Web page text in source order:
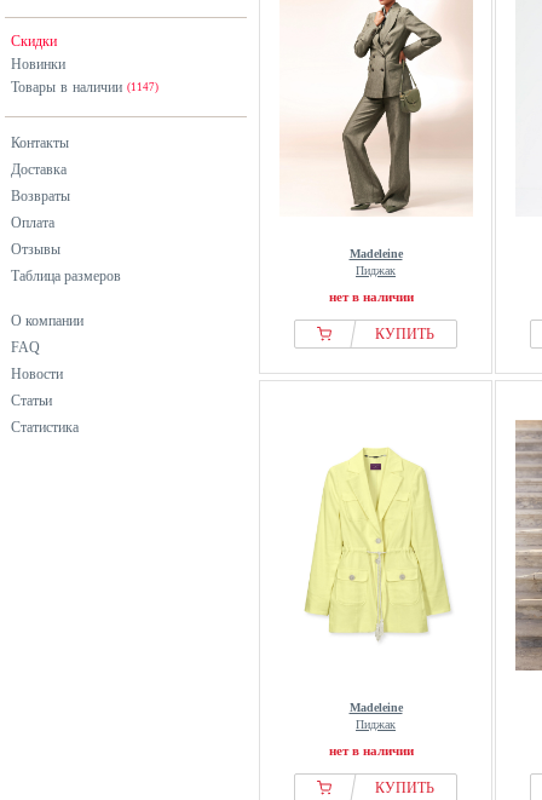
фиолетовый
черный
Скидки
Новинки
Товары в наличии (1147)
Контакты
Доставка
Возвраты
Оплата
Отзывы
Таблица размеров
О компании
FAQ
Новости
Статьи
Статистика
Madeleine
Пиджак
нет в наличии
КУПИТЬ
Madeleine
Пиджак
нет в наличии
КУПИТЬ